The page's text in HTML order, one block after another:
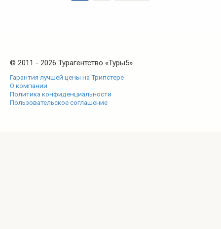
© 2011 - 2026 Турагентство «Туры5»
Гарантия лучшей цены на Трипстере
О компании
Политика конфиденциальности
Пользовательское соглашение